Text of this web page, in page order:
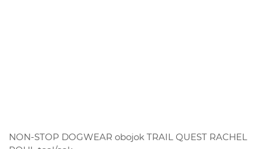
NON-STOP DOGWEAR obojok TRAIL QUEST RACHEL